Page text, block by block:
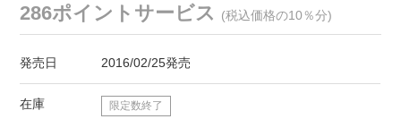
286ポイントサービス (税込価格の10％分)
発売日 2016/02/25発売
在庫 限定数終了